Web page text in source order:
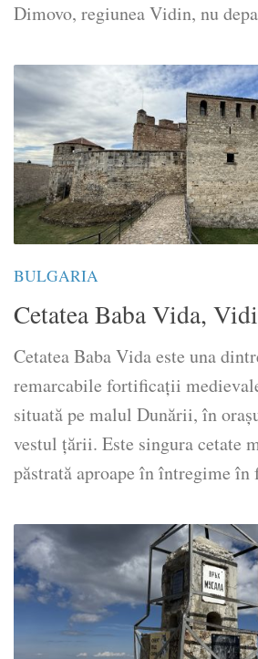
Dimovo, regiunea Vidin, nu
BULGARIA
Cetatea Baba Vida,
Cetatea Baba Vida este una
remarcabile fortificaţii
situată pe malul Dunării, în
vestul ţării. Este singura cetate
păstrată aproape în întregime în